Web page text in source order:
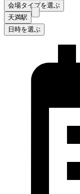
会場タイプを選ぶ
天満駅
日時を選ぶ